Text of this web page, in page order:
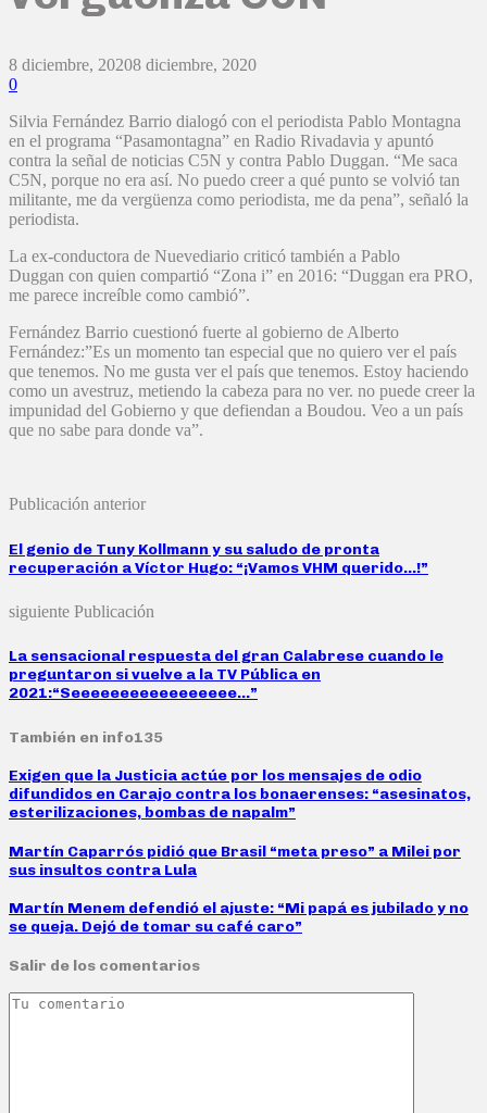
8 diciembre, 20208 diciembre, 2020
0
Silvia Fernández Barrio dialogó con el periodista Pablo Montagna
en el programa “Pasamontagna” en Radio Rivadavia y apuntó
contra la señal de noticias C5N y contra Pablo Duggan. “Me saca
C5N, porque no era así. No puedo creer a qué punto se volvió tan
militante, me da vergüenza como periodista, me da pena”, señaló la
periodista.
La ex-conductora de Nuevediario criticó también a Pablo
Duggan con quien compartió “Zona i” en 2016: “Duggan era PRO,
me parece increíble como cambió”.
Fernández Barrio cuestionó fuerte al gobierno de Alberto
Fernández:”Es un momento tan especial que no quiero ver el país
que tenemos. No me gusta ver el país que tenemos. Estoy haciendo
como un avestruz, metiendo la cabeza para no ver. no puede creer la
impunidad del Gobierno y que defiendan a Boudou. Veo a un país
que no sabe para donde va”.
Publicación anterior
El genio de Tuny Kollmann y su saludo de pronta
recuperación a Víctor Hugo: “¡Vamos VHM querido…!”
siguiente Publicación
La sensacional respuesta del gran Calabrese cuando le
preguntaron si vuelve a la TV Pública en
2021:“Seeeeeeeeeeeeeeeee…”
También en info135
Exigen que la Justicia actúe por los mensajes de odio
difundidos en Carajo contra los bonaerenses: “asesinatos,
esterilizaciones, bombas de napalm”
Martín Caparrós pidió que Brasil “meta preso” a Milei por
sus insultos contra Lula
Martín Menem defendió el ajuste: “Mi papá es jubilado y no
se queja. Dejó de tomar su café caro”
Salir de los comentarios